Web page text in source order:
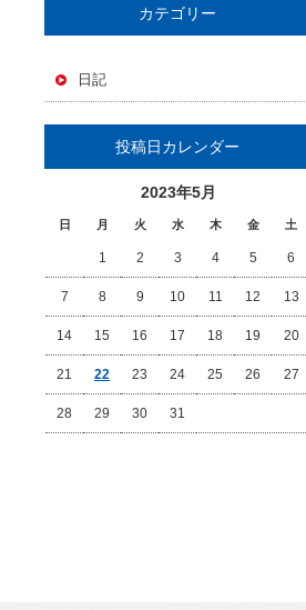
カテゴリー
日記
投稿日カレンダー
2023年5月
日 月 火 水 木 金 土
1 2 3 4 5 6
7 8 9 10 11 12 13
14 15 16 17 18 19 20
21 22 23 24 25 26 27
28 29 30 31